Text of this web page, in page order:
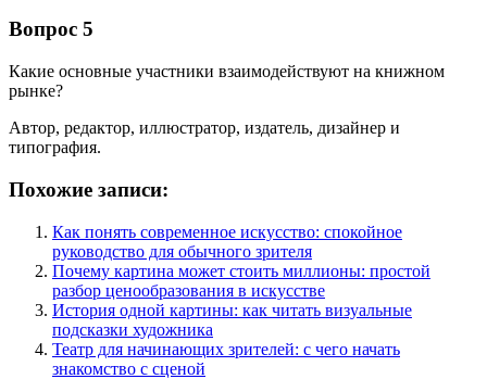
Вопрос 5
Какие основные участники взаимодействуют на книжном
рынке?
Автор, редактор, иллюстратор, издатель, дизайнер и
типография.
Похожие записи:
Как понять современное искусство: спокойное
руководство для обычного зрителя
Почему картина может стоить миллионы: простой
разбор ценообразования в искусстве
История одной картины: как читать визуальные
подсказки художника
Театр для начинающих зрителей: с чего начать
знакомство с сценой